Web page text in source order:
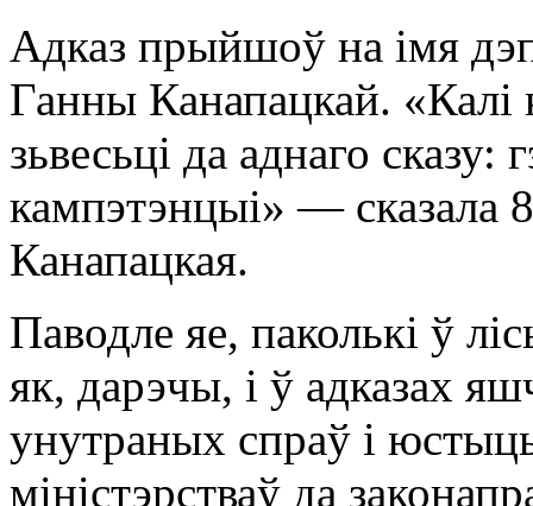
Адказ прыйшоў на імя
Ганны Канапацкай. «Калі
зьвесьці да аднаго
кампэтэнцыі» — сказала
Канапацкая.
Паводле яе, паколькі ў
як, дарэчы, і ў адказах
унутраных спраў і
міністэрстваў да